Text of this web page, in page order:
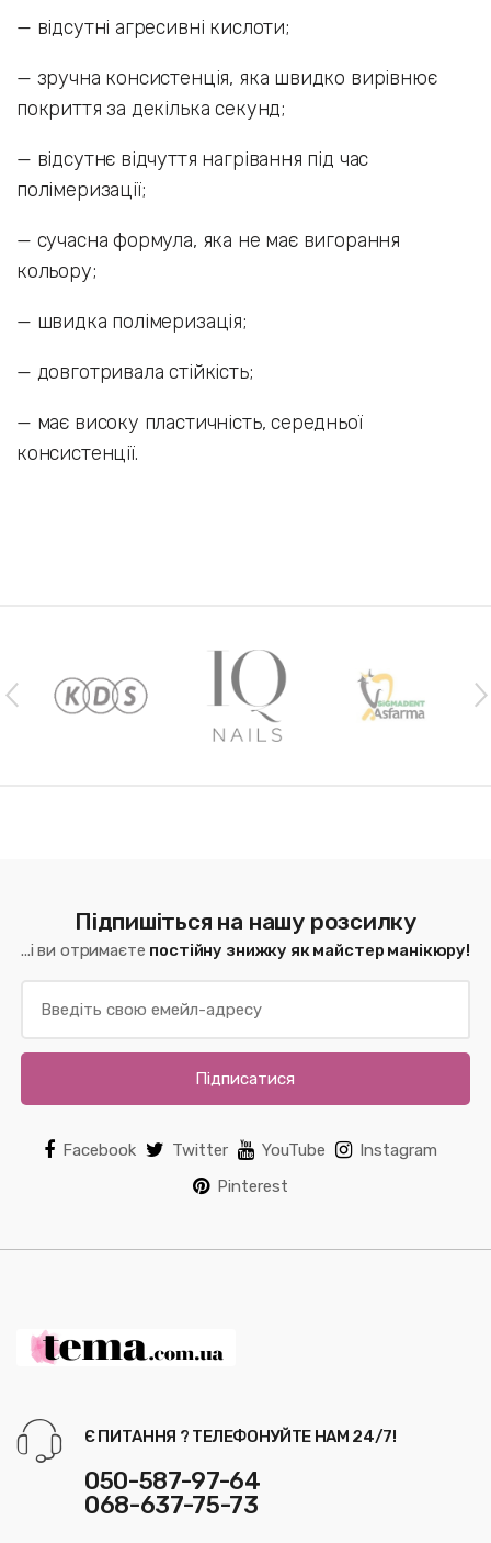
— відсутні агресивні кислоти;
— зручна консистенція, яка швидко вирівнює
покриття за декілька секунд;
— відсутнє відчуття нагрівання під час
полімеризації;
— сучасна формула, яка не має вигорання
кольору;
— швидка полімеризація;
— довготривала стійкість;
— має високу пластичність, середньої
консистенції.
Підпишіться на нашу розсилку
...і ви отримаєте постійну знижку як майстер манікюру!
Підписатися
Facebook Twitter YouTube
Instagram
Pinterest
Є ПИТАННЯ ? ТЕЛЕФОНУЙТЕ НАМ 24/7!
050-587-97-64
068-637-75-73